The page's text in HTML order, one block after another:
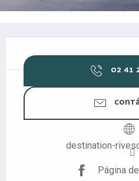
02 41
destination-
Página